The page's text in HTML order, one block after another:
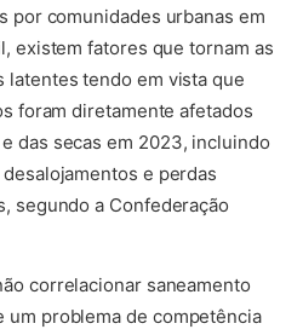
por comunidades urbanas em
existem fatores que tornam as
latentes tendo em vista que
foram diretamente afetados
das secas em 2023, incluindo
e perdas
segundo a Confederação
correlacionar saneamento
um problema de competência